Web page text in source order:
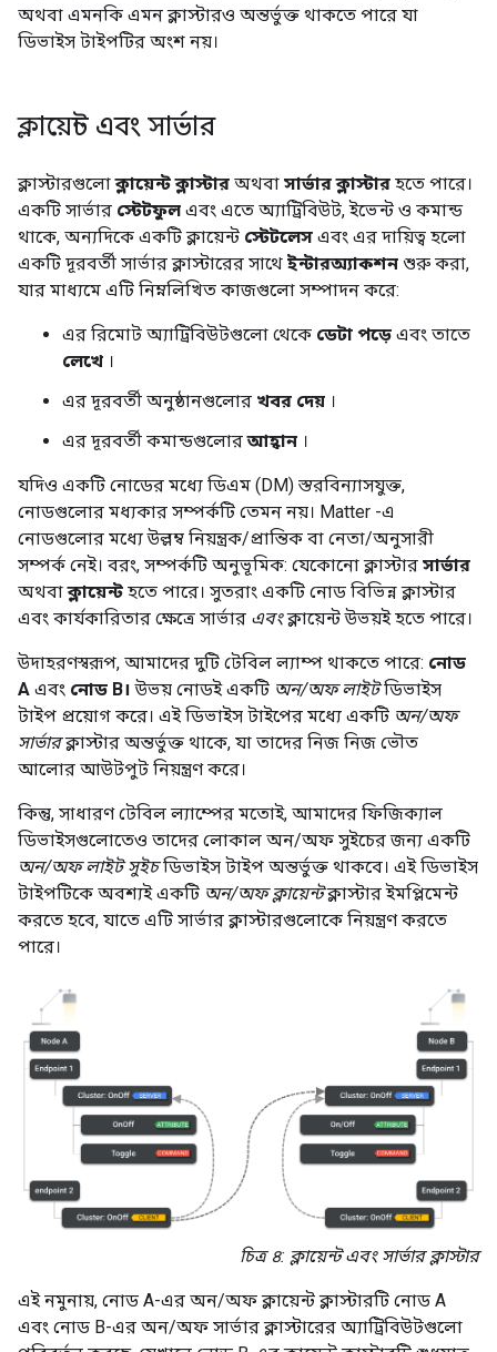
অথবা এমনকি এমন ক্লাস্টারও অন্তর্ভুক্ত থাকতে পারে যা
ডিভাইস টাইপটির অংশ নয়।
ক্লায়েন্ট এবং সার্ভার
ক্লাস্টারগুলোক্লায়েন্ট ক্লাস্টার অথবা সার্ভার ক্লাস্টার হতে পারে।
একটি সার্ভার স্টেটফুল এবং এতে অ্যাট্রিবিউট, ইভেন্ট ও কমান্ড
থাকে, অন্যদিকে একটি ক্লায়েন্ট স্টেটলেস এবং এর দায়িত্ব হলো
একটি দূরবর্তী সার্ভার ক্লাস্টারের সাথে ইন্টারঅ্যাকশন শুরু করা,
যার মাধ্যমে এটি নিম্নলিখিত কাজগুলো সম্পাদন করে:
এর রিমোট অ্যাট্রিবিউটগুলো থেকে ডেটা পড়ে এবং তাতে
লেখে ।
এর দূরবর্তী অনুষ্ঠানগুলোর খবর দেয় ।
এর দূরবর্তী কমান্ডগুলোরআহ্বান ।
যদিও একটি নোডের মধ্যে ডিএম (DM) স্তরবিন্যাসযুক্ত,
নোডগুলোর মধ্যকার সম্পর্কটি তেমন নয়। Matter -এ
নোডগুলোর মধ্যে উল্লম্ব নিয়ন্ত্রক/প্রান্তিক বা নেতা/অনুসারী
সম্পর্ক নেই। বরং, সম্পর্কটি অনুভূমিক: যেকোনো ক্লাস্টার সার্ভার
অথবাক্লায়েন্ট হতে পারে। সুতরাং একটি নোড বিভিন্ন ক্লাস্টার
এবং কার্যকারিতার ক্ষেত্রে সার্ভার এবংক্লায়েন্ট উভয়ই হতে পারে।
উদাহরণস্বরূপ, আমাদের দুটি টেবিল ল্যাম্প থাকতে পারে: নোড
A এবং নোড B। উভয় নোডই একটি অন/অফ লাইটডিভাইস
টাইপ প্রয়োগ করে। এই ডিভাইস টাইপের মধ্যে একটি অন/অফ
সার্ভারক্লাস্টার অন্তর্ভুক্ত থাকে, যা তাদের নিজ নিজ ভৌত
আলোর আউটপুট নিয়ন্ত্রণ করে।
কিন্তু, সাধারণ টেবিল ল্যাম্পের মতোই, আমাদের ফিজিক্যাল
ডিভাইসগুলোতেও তাদের লোকাল অন/অফ সুইচের জন্য একটি
অন/অফ লাইট সুইচডিভাইস টাইপ অন্তর্ভুক্ত থাকবে। এই ডিভাইস
টাইপটিকে অবশ্যই একটি অন/অফ ক্লায়েন্টক্লাস্টার ইমপ্লিমেন্ট
করতে হবে, যাতে এটি সার্ভার ক্লাস্টারগুলোকে নিয়ন্ত্রণ করতে
পারে।
চিত্র ৪: ক্লায়েন্ট এবং সার্ভার ক্লাস্টার
এই নমুনায়, নোড A-এর অন/অফ ক্লায়েন্ট ক্লাস্টারটি নোড A
এবং নোড B-এর অন/অফ সার্ভার ক্লাস্টারের অ্যাট্রিবিউটগুলো